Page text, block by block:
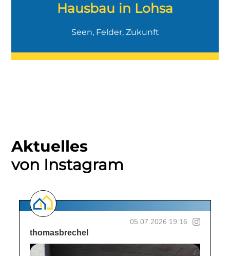
Hausbau in Lohsa
Seen, Felder, Zukunft
Aktuelles
von Instagram
05.07.2026 19:16
thomasbrechel